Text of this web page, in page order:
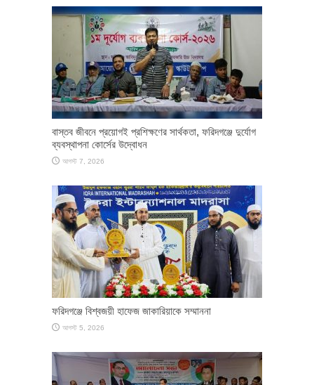
​বাস্তব জীবনে প্রয়োগই প্রশিক্ষণের সার্থকতা, ফরিদগঞ্জে দুর্যোগ
ব্যবস্থাপনা কোর্সের উদ্বোধন
আগস্ট 7, 2026
ফরিদগঞ্জে বিশ্বজয়ী হাফেজ জাকারিয়াকে সম্মাননা
আগস্ট 5, 2026